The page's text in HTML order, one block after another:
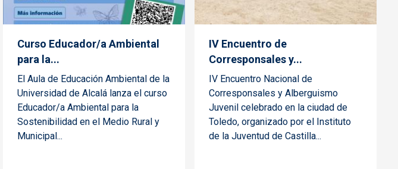
Curso Educador/a Ambiental
para la...
El Aula de Educación Ambiental de la
Universidad de Alcalá lanza el curso
Educador/a Ambiental para la
Sostenibilidad en el Medio Rural y
Municipal...
IV Encuentro de
Corresponsales y...
IV Encuentro Nacional de
Corresponsales y Alberguismo
Juvenil celebrado en la ciudad de
Toledo, organizado por el Instituto
de la Juventud de Castilla...